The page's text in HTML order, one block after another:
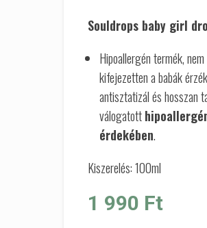
Souldrops baby girl
Hipoallergén termék,
kifejezetten a babák
antisztatizál és hosszan
válogatott
érdekében.
Kiszerelés: 100ml
1 990 Ft